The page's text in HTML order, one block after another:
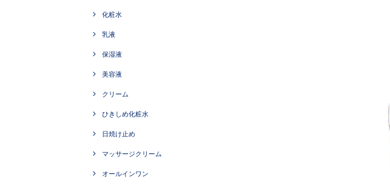
化粧水
乳液
保湿液
美容液
クリーム
ひきしめ化粧水
日焼け止め
マッサージクリーム
オールインワン